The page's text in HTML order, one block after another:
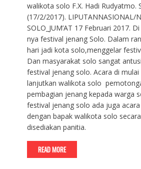
walikota solo F.X. Hadi Rudyatmo.
(17/2/2017). LIPUTANNASIONAL/
SOLO_JUM’AT 17 Februari 2017.
nya festival jenang Solo. Dalam
hari jadi kota solo,menggelar
Dan masyarakat solo sangat
festival jenang solo. Acara di
lanjutkan walikota solo
pembagian jenang kepada warga
festival jenang solo ada juga
dengan bapak walikota solo
disediakan panitia.
READ MORE